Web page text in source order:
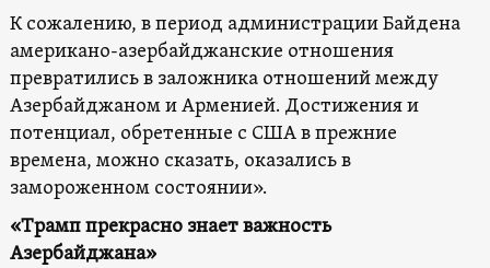
К сожалению, в период администрации Байдена
американо-азербайджанские отношения
превратились в заложника отношений между
Азербайджаном и Арменией. Достижения и
потенциал, обретенные с США в прежние
времена, можно сказать, оказались в
замороженном состоянии».
«Трамп прекрасно знает важность
Азербайджана»